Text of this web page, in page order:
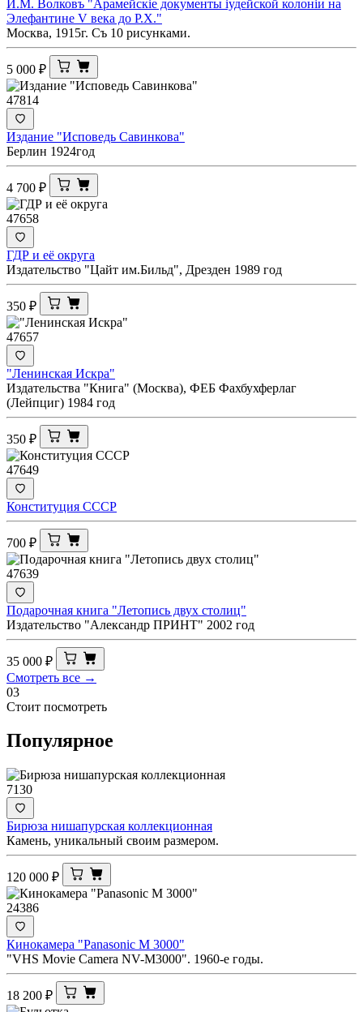
И.М. Волковъ "Арамейскiе документы iудейской колонiи на
Элефантине V века до Р.Х."
Москва, 1915г. Съ 10 рисунками.
5 000 ₽
47814
Издание "Исповедь Савинкова"
Берлин 1924год
4 700 ₽
47658
ГДР и её округа
Издательство "Цайт им.Бильд", Дрезден 1989 год
350 ₽
47657
"Ленинская Искра"
Издательства "Книга" (Москва), ФЕБ Фахбухферлаг
(Лейпциг) 1984 год
350 ₽
47649
Конституция СССР
700 ₽
47639
Подарочная книга "Летопись двух столиц"
Издательство "Александр ПРИНТ" 2002 год
35 000 ₽
Смотреть все →
03
Стоит посмотреть
Популярное
7130
Бирюза нишапурская коллекционная
Камень, уникальный своим размером.
120 000 ₽
24386
Кинокамера "Panasonic M 3000"
"VHS Movie Camera NV-M3000". 1960-е годы.
18 200 ₽